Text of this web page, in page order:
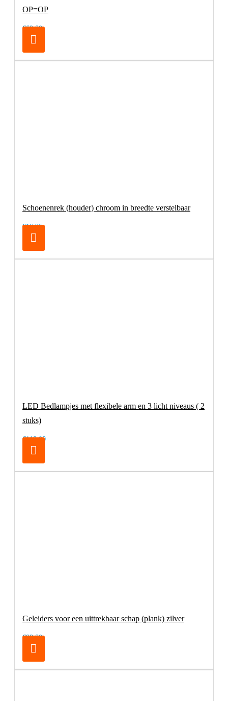
OP=OP
€69,00
Schoenenrek (houder) chroom in breedte verstelbaar
€16,95
LED Bedlampjes met flexibele arm en 3 licht niveaus ( 2
stuks)
€119,00
Geleiders voor een uittrekbaar schap (plank) zilver
€98,00